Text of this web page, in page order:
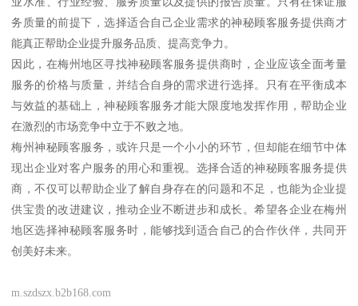
务质量的前提下，选择适合自己企业需求的神秘顾客服务提供商才
能真正帮助企业提升服务品质、提高竞争力。
因此，在梅州地区寻找神秘顾客服务提供商时，企业应该全面考量
服务的价格与质量，并结合自身的需求进行选择。只有在平衡成本
与效益的基础上，神秘顾客服务才能大限度地发挥作用，帮助企业
在激烈的市场竞争中立于不败之地。
梅州神秘顾客服务，或许只是一个小小的环节，但却能在细节中体
现出企业对客户服务的用心和重视。选择合适的神秘顾客服务提供
商，不仅可以帮助企业了解自身存在的问题和不足，也能为企业提
供宝贵的改进建议，推动企业不断进步和成长。希望各企业在梅州
地区选择神秘顾客服务时，能够找到适合自己的合作伙伴，共同开
创美好未来。
m.szdszx.b2b168.com